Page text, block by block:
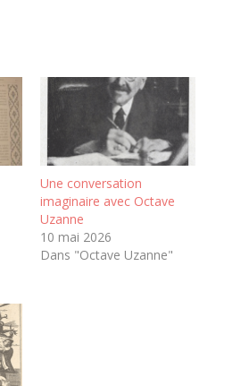
Une conversation
imaginaire avec Octave
Uzanne
10 mai 2026
Dans "Octave Uzanne"